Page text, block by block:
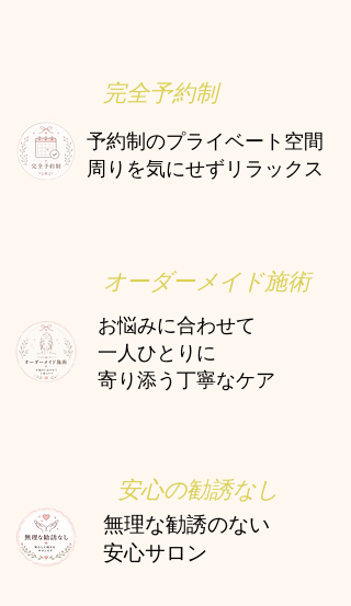
完全予約制
予約制のプライベート空間
周りを気にせずリラックス
​オーダーメイド施術
お悩みに合わせて
一人ひとりに
寄り添う丁寧なケア
​安心の勧誘なし
無理な勧誘のない
安心サロン